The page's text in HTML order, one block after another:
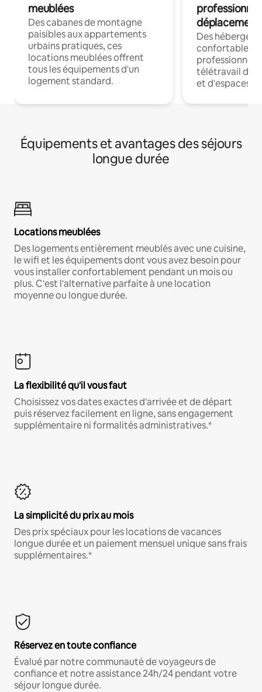
meublées
Des cabanes de montagne
paisibles aux appartements
urbains pratiques, ces
locations meublées offrent
tous les équipements d'un
logement standard.
déplacement
Des
confortables
professionnels
télétravail
et d'espaces
Équipements et avantages des séjours
longue durée
Locations meublées
Des logements entièrement meublés avec une cuisine,
le wifi et les équipements dont vous avez besoin pour
vous installer confortablement pendant un mois ou
plus. C'est l'alternative parfaite à une location
moyenne ou longue durée.
La flexibilité qu'il vous faut
Choisissez vos dates exactes d'arrivée et de départ
puis réservez facilement en ligne, sans engagement
supplémentaire ni formalités administratives.*
La simplicité du prix au mois
Des prix spéciaux pour les locations de vacances
longue durée et un paiement mensuel unique sans frais
supplémentaires.*
Réservez en toute confiance
Évalué par notre communauté de voyageurs de
confiance et notre assistance 24h/24 pendant votre
séjour longue durée.